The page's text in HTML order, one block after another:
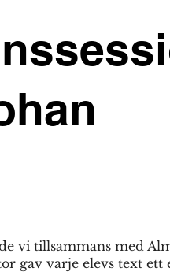
vi tillsammans med
gav varje elevs text